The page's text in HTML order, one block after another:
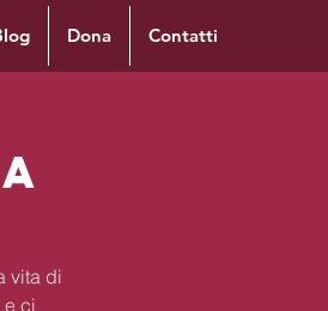
Dona Contatti
vita di
e ci